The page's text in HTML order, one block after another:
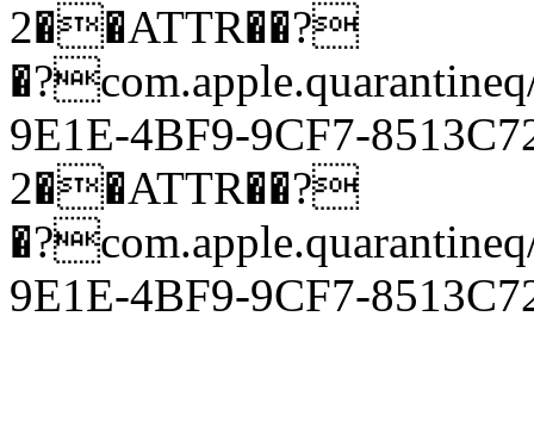
2��ATTR��?
9E1E-4BF9-9CF7-
2��ATTR��?
9E1E-4BF9-9CF7-